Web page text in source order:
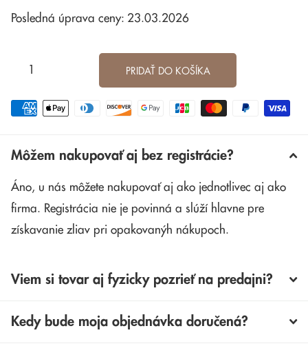
Posledná úprava ceny: 23.03.2026
PRIDAŤ DO KOŠÍKA
Môžem nakupovať aj bez registrácie?
Áno, u nás môžete nakupovať aj ako jednotlivec aj ako
firma. Registrácia nie je povinná a slúží hlavne pre
získavanie zliav pri opakovanýh nákupoch.
Viem si tovar aj fyzicky pozrieť na predajni?
Kedy bude moja objednávka doručená?